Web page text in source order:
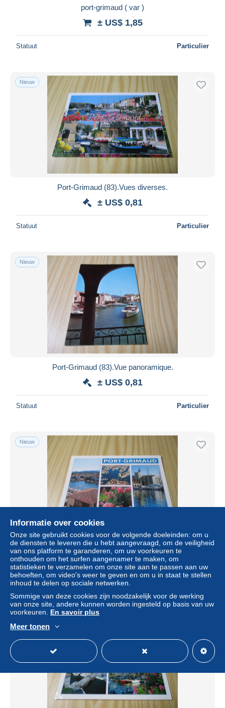
port-grimaud ( var )
± US$ 1,85
Statuut Particulier
Nieuw
Port-Grimaud (83).Vues diverses.
± US$ 0,81
Statuut Particulier
Nieuw
Port-Grimaud (83).Vue panoramique.
± US$ 0,81
Statuut Particulier
Nieuw
Port-Grimaud (83).Vues diverses.
± US$ 0,81
Statuut
Informatie over cookies
Onze site gebruikt cookies voor de volgende doeleinden: om u
de diensten te leveren die u hebt aangevraagd, om de veiligheid
van ons platform te garanderen, om uw voorkeuren te
onthouden om het surfen aangenamer te maken, om
statistieken te verzamelen om onze site aan te passen aan uw
behoeften, om video's weer te geven en om u in staat te stellen
inhoud te delen op sociale netwerken.
Sommige van deze cookies zijn noodzakelijk voor de werking
van onze site, andere kunnen worden ingesteld op basis van uw
voorkeuren. En savoir plus
Meer tonen